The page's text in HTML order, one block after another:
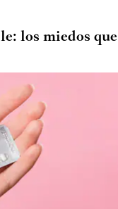
los miedos que